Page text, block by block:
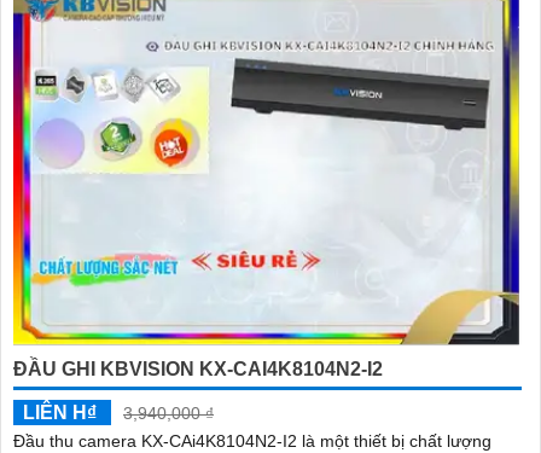
ĐẦU GHI KBVISION KX-CAI4K8104N2-I2
LIÊN H₫
3,940,000 ₫
Đầu thu camera KX-CAi4K8104N2-I2 là một thiết bị chất lượng